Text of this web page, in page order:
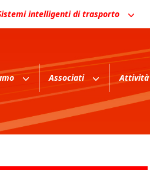
intelligenti di trasporto
Associati Attività